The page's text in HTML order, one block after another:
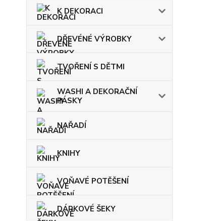
K DEKORACI
DŘEVÉNÉ VÝROBKY
TVOŘENÍ S DĚTMI
WASHI A DEKORAČNÍ
PÁSKY
NAŘADÍ
KNIHY
VOŇAVÉ POTĚŠENÍ
DÁRKOVÉ ŠEKY